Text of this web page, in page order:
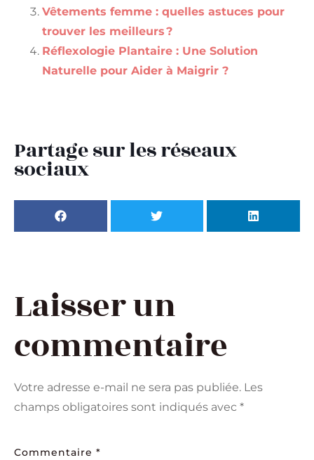
Vêtements femme : quelles astuces pour
trouver les meilleurs ?
Réflexologie Plantaire : Une Solution
Naturelle pour Aider à Maigrir ?
Partage sur les réseaux
sociaux
Laisser un
commentaire
Votre adresse e-mail ne sera pas publiée. Les
champs obligatoires sont indiqués avec *
Commentaire *